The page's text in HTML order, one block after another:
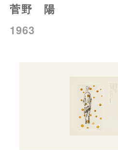
菅野 陽
1963